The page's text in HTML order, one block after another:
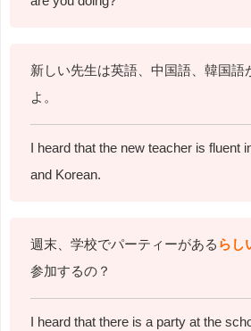
新しい先生は英語、中国語、韓国語
よ。
I heard that the new teacher is fluent
and Korean.
週末、学校でパーティーがある らし
参加するの？
I heard that there is a party at the